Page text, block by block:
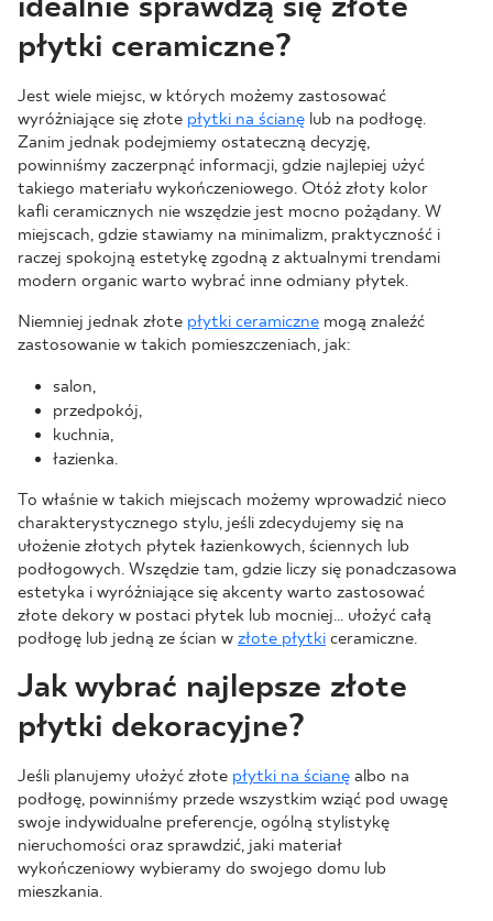
płytki ceramiczne?
Jest wiele miejsc, w których możemy zastosować
wyróżniające się złote płytki na ścianę lub na podłogę.
Zanim jednak podejmiemy ostateczną decyzję,
powinniśmy zaczerpnąć informacji, gdzie najlepiej użyć
takiego materiału wykończeniowego. Otóż złoty kolor
kafli ceramicznych nie wszędzie jest mocno pożądany. W
miejscach, gdzie stawiamy na minimalizm, praktyczność i
raczej spokojną estetykę zgodną z aktualnymi trendami
modern organic warto wybrać inne odmiany płytek.
Niemniej jednak złote płytki ceramiczne mogą znaleźć
zastosowanie w takich pomieszczeniach, jak:
salon,
przedpokój,
kuchnia,
łazienka.
To właśnie w takich miejscach możemy wprowadzić nieco
charakterystycznego stylu, jeśli zdecydujemy się na
ułożenie złotych płytek łazienkowych, ściennych lub
podłogowych. Wszędzie tam, gdzie liczy się ponadczasowa
estetyka i wyróżniające się akcenty warto zastosować
złote dekory w postaci płytek lub mocniej… ułożyć całą
podłogę lub jedną ze ścian w złote płytki ceramiczne.
Jak wybrać najlepsze złote
płytki dekoracyjne?
Jeśli planujemy ułożyć złote płytki na ścianę albo na
podłogę, powinniśmy przede wszystkim wziąć pod uwagę
swoje indywidualne preferencje, ogólną stylistykę
nieruchomości oraz sprawdzić, jaki materiał
wykończeniowy wybieramy do swojego domu lub
mieszkania.